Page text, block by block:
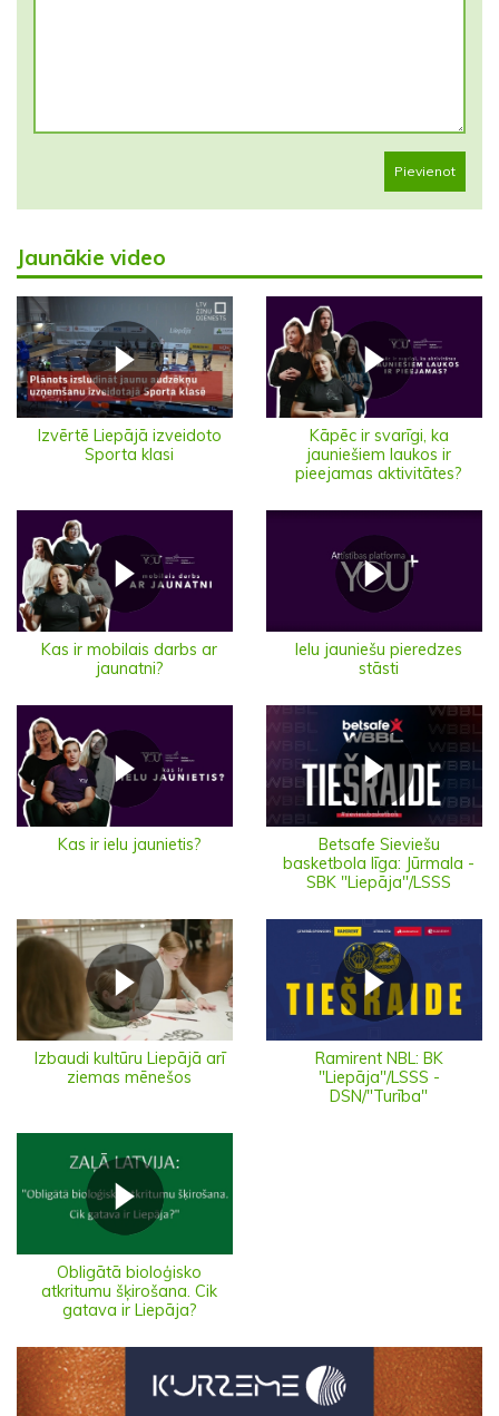
Pievienot
Jaunākie video
Izvērtē Liepājā izveidoto
Sporta klasi
Kāpēc ir svarīgi, ka
jauniešiem laukos ir
pieejamas aktivitātes?
Kas ir mobilais darbs ar
jaunatni?
Ielu jauniešu pieredzes
stāsti
Kas ir ielu jaunietis?
Betsafe Sieviešu
basketbola līga: Jūrmala -
SBK "Liepāja"/LSSS
Izbaudi kultūru Liepājā arī
ziemas mēnešos
Ramirent NBL: BK
"Liepāja"/LSSS -
DSN/"Turība"
Obligātā bioloģisko
atkritumu šķirošana. Cik
gatava ir Liepāja?